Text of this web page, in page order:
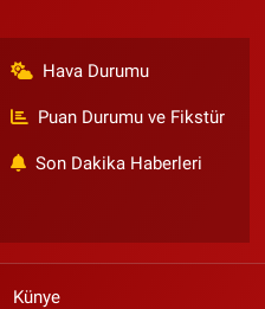
Hava Durumu
Puan Durumu ve Fikstür
Son Dakika Haberleri
Künye